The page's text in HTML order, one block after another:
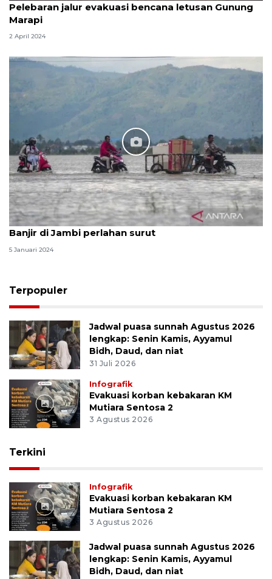
Pelebaran jalur evakuasi bencana letusan Gunung
Marapi
2 April 2024
Banjir di Jambi perlahan surut
5 Januari 2024
Terpopuler
Jadwal puasa sunnah Agustus 2026
lengkap: Senin Kamis, Ayyamul
Bidh, Daud, dan niat
31 Juli 2026
Infografik
Evakuasi korban kebakaran KM
Mutiara Sentosa 2
3 Agustus 2026
Terkini
Infografik
Evakuasi korban kebakaran KM
Mutiara Sentosa 2
3 Agustus 2026
Jadwal puasa sunnah Agustus 2026
lengkap: Senin Kamis, Ayyamul
Bidh, Daud, dan niat